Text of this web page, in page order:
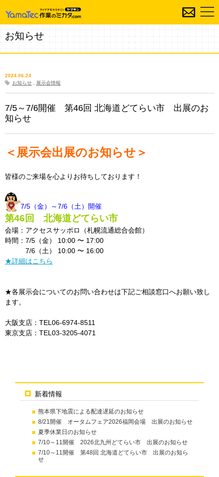
お知らせ
新着情報
熊本県下地震による配達遅延のお知らせ
8/21開催 オータムフェア2026福岡会場 出展のお知らせ
夏季休業日のお知らせ
7/10～11開催 2026北九州どてらい市 出展のお知らせ
7/10～11開催 第48回 北海道どてらい市 出展のお知ら
せ
2024.06.24
お知らせ
展示会情報
7/5～7/6開催 第46回 北海道どてらい市 出展のお
知らせ
＜展示会出展のお知らせ＞
皆様のご来場を心よりお待ちしております！
7/5（金）～7/6（土）開催
第46回 北海道どてらい市
会場：アクセスサッポロ（札幌流通総合会館）
時間： 7/5（金） 10:00 〜 17:00
7/6（土） 10:00 〜 16:00
★詳細はこちら
★各展示会についてのお問い合わせは下記ご相談窓口へお願い致し
ます。
大阪支店：TEL06-6974-8511
東京支店：TEL03-3205-4071